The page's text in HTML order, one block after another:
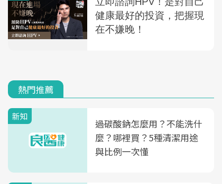
熱門推薦
新知
過碳酸鈉怎麼用？不能洗什
麼？哪裡買？5種清潔用途
與比例一次懂